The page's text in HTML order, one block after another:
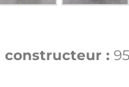
constructeur :